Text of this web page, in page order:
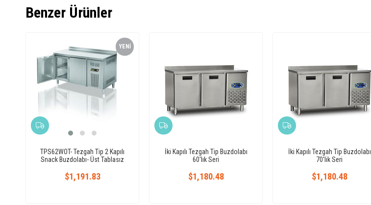
Benzer Ürünler
TPS62WOT- Tezgah Tip 2 Kapılı
Snack Buzdolabı- Üst Tablasız
$1,191.83
YENI
İki Kapılı Tezgah Tip Buzdolabı
60'lık Seri
$1,180.48
İki Kapılı Tezgah Tip Buzdolabı
70'lik Seri
$1,180.48